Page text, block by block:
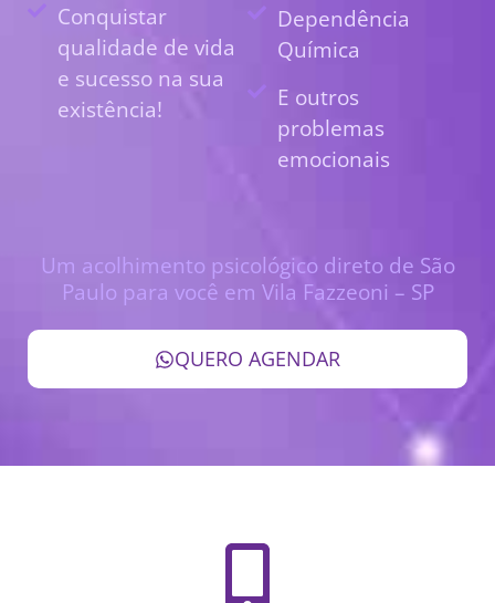
Conquistar
qualidade de vida
e sucesso na sua
existência!
Dependência
Química
E outros
problemas
emocionais
Um acolhimento psicológico direto de São
Paulo para você em Vila Fazzeoni – SP
QUERO AGENDAR